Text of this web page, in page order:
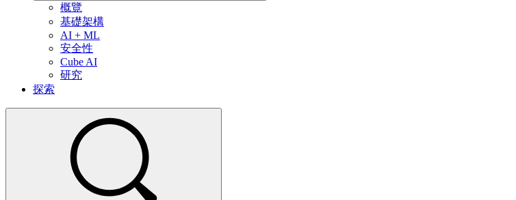
概覽
基礎架構
AI + ML
安全性
Cube AI
研究
探索